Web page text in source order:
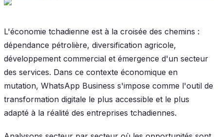
L'économie tchadienne est à la croisée des chemins :
dépendance pétrolière, diversification agricole,
développement commercial et émergence d'un secteur
des services. Dans ce contexte économique en
mutation, WhatsApp Business s'impose comme l'outil de
transformation digitale le plus accessible et le plus
adapté à la réalité des entreprises tchadiennes.